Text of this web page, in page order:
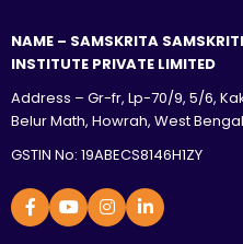
NAME – SAMSKRITA
INSTITUTE PRIVATE LIMITED
Address – Gr-fr, Lp-70/9, 5/6,
Belur Math, Howrah, West
GSTIN No: 19ABECS8146H1ZY